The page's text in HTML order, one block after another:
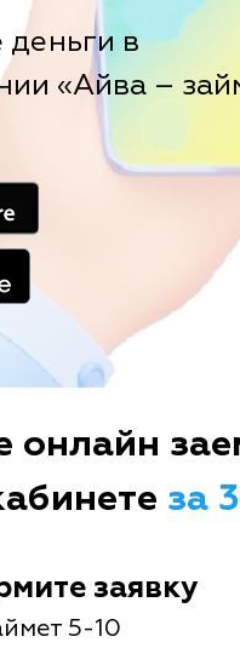
деньги в
«Айва –
онлайн
за
заявку
5-10